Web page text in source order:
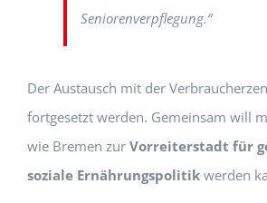
Seniorenverpflegung.“
Der Austausch mit der
fortgesetzt werden. Gemeinsam will
wie Bremen zur Vorreiterstadt für
soziale Ernährungspolitikwerden